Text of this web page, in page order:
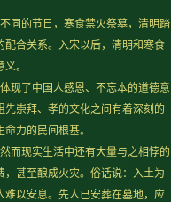
同的节日，寒食禁火祭墓，清明踏
合关系。入宋以后，清明和寒食
。
现了中国人感恩、不忘本的道德意
崇拜、孝的文化之间有着深刻的
力的民间根基。
而现实生活中还有大量与之相悖的
甚至酿成火灾。俗话说：入土为
以安息。先人已安葬在墓地，应